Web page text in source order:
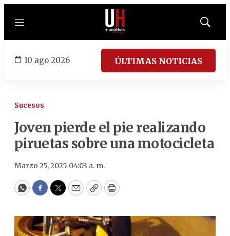
Menú
Mostrar
10 ago 2026 ÚLTIMAS NOTICIAS
Sucesos
Joven pierde el pie realizando
piruetas sobre una motocicleta
Marzo 25, 2025 04:03 a. m.
WhatsApp
Facebook
Twitter
EmailCopyPrint